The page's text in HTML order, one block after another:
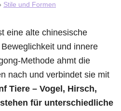
Stile und Formen
eine alte chinesische
und innere
Methode ahmt die
nach und verbindet sie mit
Tiere – Vogel, Hirsch,
für unterschiedliche